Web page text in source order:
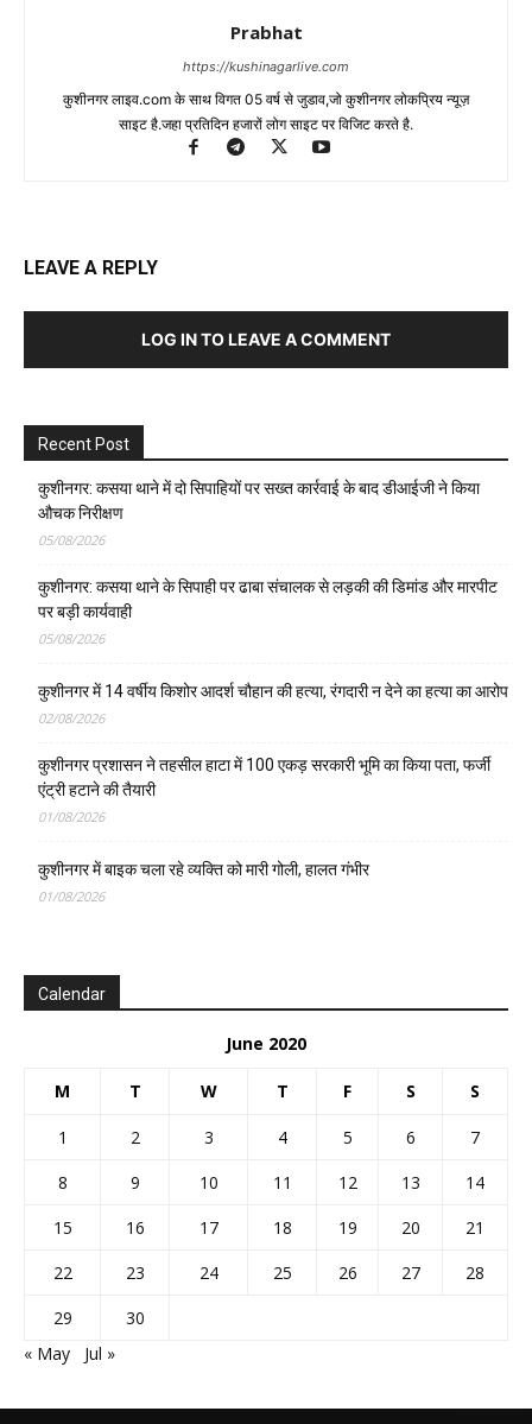
Prabhat
https://kushinagarlive.com
कुशीनगर लाइव.com के साथ विगत 05 वर्ष से जुडाव,जो कुशीनगर लोकप्रिय न्यूज़
साइट है.जहा प्रतिदिन हजारों लोग साइट पर विजिट करते है.
LEAVE A REPLY
LOG IN TO LEAVE A COMMENT
Recent Post
कुशीनगर: कसया थाने में दो सिपाहियों पर सख्त कार्रवाई के बाद डीआईजी ने किया
औचक निरीक्षण
05/08/2026
कुशीनगर: कसया थाने के सिपाही पर ढाबा संचालक से लड़की की डिमांड और मारपीट
पर बड़ी कार्यवाही
05/08/2026
कुशीनगर में 14 वर्षीय किशोर आदर्श चौहान की हत्या, रंगदारी न देने का हत्या का आरोप
02/08/2026
कुशीनगर प्रशासन ने तहसील हाटा में 100 एकड़ सरकारी भूमि का किया पता, फर्जी
एंट्री हटाने की तैयारी
01/08/2026
कुशीनगर में बाइक चला रहे व्यक्ति को मारी गोली, हालत गंभीर
01/08/2026
Calendar
June 2020
M T W T F S S
1 2 3 4 5 6
7
8
9 10 11 12 13
14
15
16 17 18 19 20
21
22
23 24 25 26 27
28
29
30
« May
Jul »